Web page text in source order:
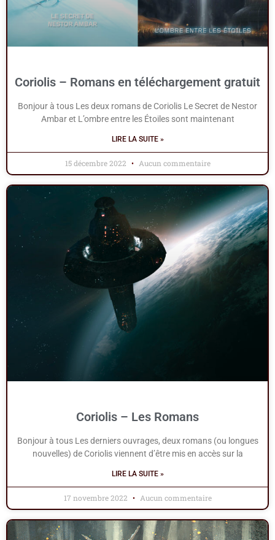
Coriolis – Romans en téléchargement gratuit
Bonjour à tous Les deux romans de Coriolis Le Secret de Nestor
Ambar et L’ombre entre les Étoiles sont maintenant
LIRE LA SUITE »
15 décembre 2022 Aucun commentaire
Coriolis – Les Romans
Bonjour à tous Les derniers ouvrages, deux romans (ou longues
nouvelles) de Coriolis viennent d’être mis en accès sur la
LIRE LA SUITE »
17 novembre 2022 Aucun commentaire